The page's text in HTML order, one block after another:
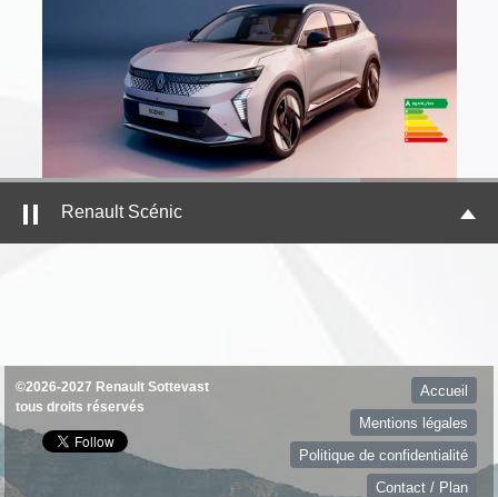
Renault Scénic
©2026-2027 Renault Sottevast
tous droits réservés
Accueil
Mentions légales
Politique de confidentialité
Contact / Plan